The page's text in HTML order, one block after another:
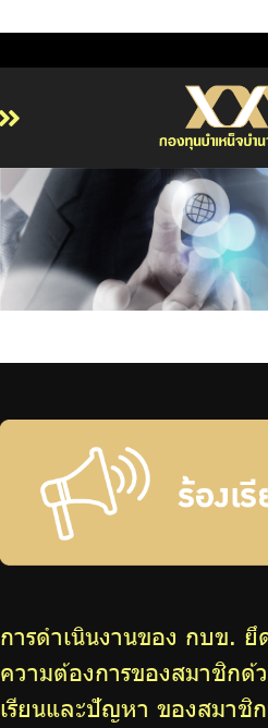
หน้าหลัก
เกี่ยวกับ กบข.
บริการสมาชิก
รายงานผลการดำเนินงาน
ข่าวสารและกิจกรรม
จัดซื้อจัดจ้าง
บริการเจ้าหน้าที่ส่วนราชการ
การดำเนินงานของ กบข.
ความต้องการของสมาชิกด้
เรียนและปัญหา ของสมาชิ